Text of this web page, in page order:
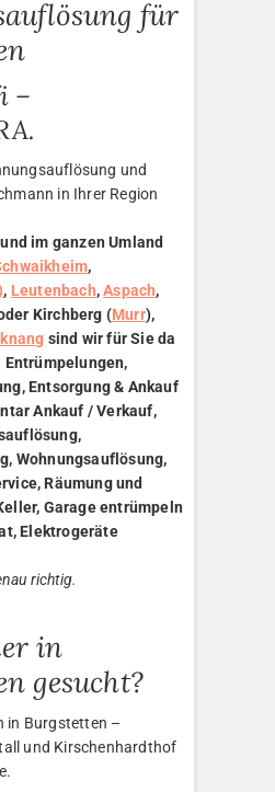
für
–
und
in Ihrer Region
im ganzen Umland
,
, Leutenbach,Aspach,
Kirchberg (Murr),
sind wir für Sie da
Entsorgung & Ankauf
Ankauf / Verkauf,
Wohnungsauflösung,
Räumung und
Garage entrümpeln
Elektrogeräte
richtig.
in
gesucht?
in Burgstetten –
und Kirschenhardthof